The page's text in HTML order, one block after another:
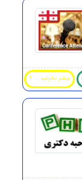
بیشتر بخوانید ... !